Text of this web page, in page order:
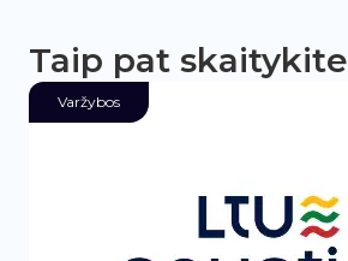
Taip pat skaitykite
Varžybos